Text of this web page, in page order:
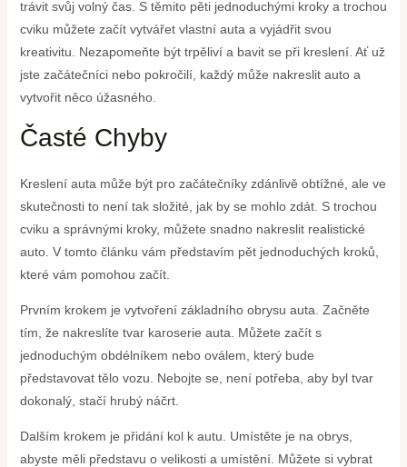
trávit svůj volný čas. S těmito pěti jednoduchými kroky a trochou
cviku můžete začít vytvářet vlastní auta a vyjádřit svou
kreativitu. Nezapomeňte být trpěliví a bavit se při kreslení. Ať už
jste začátečníci nebo pokročilí, každý může nakreslit auto a
vytvořit něco úžasného.
Časté Chyby
Kreslení auta může být pro začátečníky zdánlivě obtížné, ale ve
skutečnosti to není tak složité, jak by se mohlo zdát. S trochou
cviku a správnými kroky, můžete snadno nakreslit realistické
auto. V tomto článku vám představím pět jednoduchých kroků,
které vám pomohou začít.
Prvním krokem je vytvoření základního obrysu auta. Začněte
tím, že nakreslíte tvar karoserie auta. Můžete začít s
jednoduchým obdélníkem nebo oválem, který bude
představovat tělo vozu. Nebojte se, není potřeba, aby byl tvar
dokonalý, stačí hrubý náčrt.
Dalším krokem je přidání kol k autu. Umístěte je na obrys,
abyste měli představu o velikosti a umístění. Můžete si vybrat